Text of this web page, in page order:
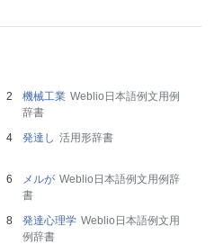
機械工業 Weblio日本語例文用例
辞書
発達し 活用形辞書
メルが Weblio日本語例文用例辞
書
発達心理学 Weblio日本語例文用
例辞書